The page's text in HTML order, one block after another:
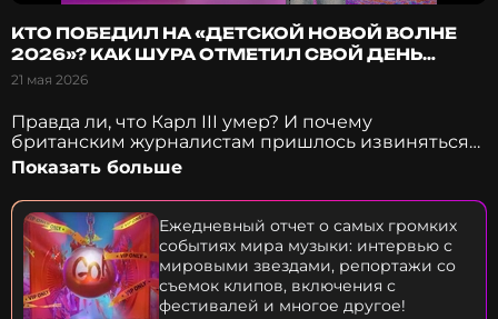
КТО ПОБЕДИЛ НА «ДЕТСКОЙ НОВОЙ ВОЛНЕ
2026»? КАК ШУРА ОТМЕТИЛ СВОЙ ДЕНЬ
РОЖДЕНИЯ?
21 мая 2026
Правда ли, что Карл III умер? И почему
британским журналистам пришлось извиняться
за публикацию этой новости? Олег Газманов
угодил в суд — что случилось и в чём он обвиняет
своего бывшего концертного директора? Кто
победил в песенном конкурсе? По каким
критериям Люся Чеботина и Алсу судили детей?
И почему Игорь Матвиенко считает, что такие
состязания портят детскую психику? Что Шура
сделал ради собачки и как исполнитель, поющий
Показать больше
Ежедневный отчет о самых громких
событиях мира музыки: интервью с
мировыми звездами, репортажи со
съемок клипов, включения с
фестивалей и многое другое!